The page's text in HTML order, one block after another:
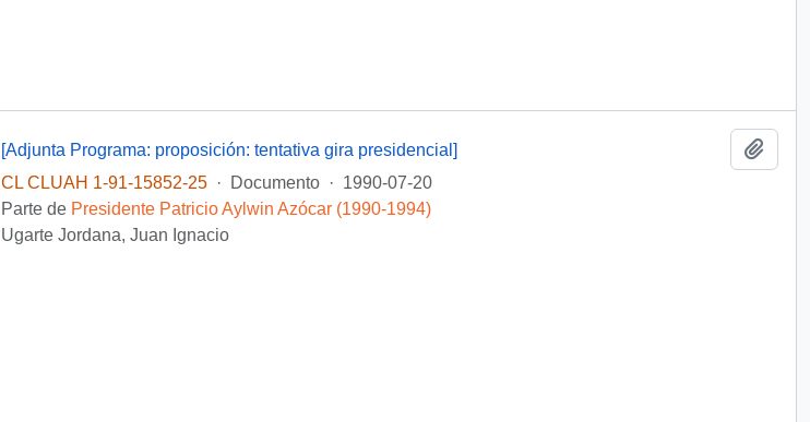
[Adjunta Programa: proposición: tentativa gira presidencial]
CL CLUAH 1-91-15852-25
· Documento · 1990-07-20
Parte de Presidente Patricio Aylwin Azócar (1990-1994)
Ugarte Jordana, Juan Ignacio